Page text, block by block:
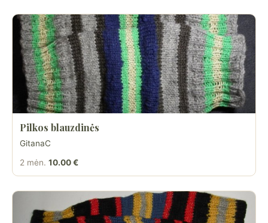
Pilkos blauzdinės
GitanaC
2 mėn. 10.00 €